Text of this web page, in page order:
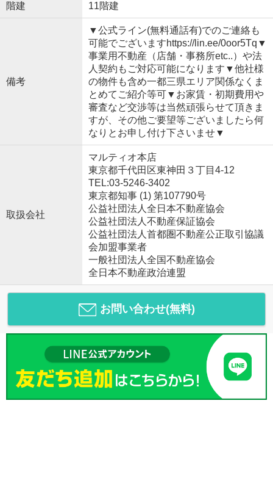
階建 11階建
備考
▼公式ライン(無料通話有)でのご連絡も
可能でございますhttps://lin.ee/0oor5Tq▼
事業用不動産（店舗・事務所etc..）や法
人契約もご対応可能になります▼他社様
の物件も含め一都三県エリア関係なくま
とめてご紹介等可▼お家賃・初期費用や
審査など交渉等は当然頑張らせて頂きま
すが、その他ご要望等ございましたら何
なりとお申し付け下さいませ▼
取扱会社
マルティオ本店
東京都千代田区東神田３丁目4-12
TEL:03-5246-3402
東京都知事 (1) 第107790号
公益社団法人全日本不動産協会
公益社団法人不動産保証協会
公益社団法人首都圏不動産公正取引協議
会加盟事業者
一般社団法人全国不動産協会
全日本不動産政治連盟
お問い合わせ(無料)